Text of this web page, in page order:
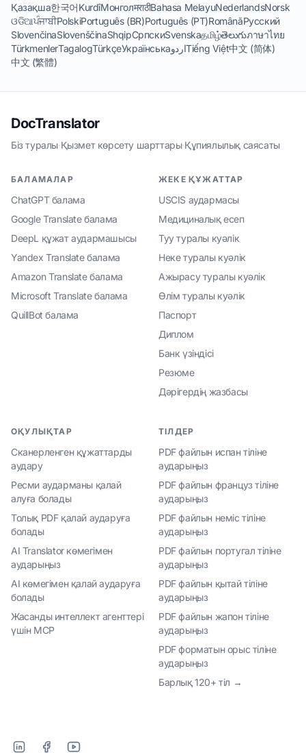
Қазақша한국어KurdîМонголमराठीBahasa MelayuNederlandsNorsk
ଓଡିଆਪੰਜਾਬੀPolskiPortuguês (BR)Português (PT)RomânăРусский
SlovenčinaSlovenščinaShqipСрпскиSvenskaதமிழ்తెలుగుภาษาไทย
TürkmenlerTagalogTürkçeУкраїнськаاردوTiếng Việt中文 (简体)
中文 (繁體)
DocTranslator
Біз туралы·Қызмет көрсету шарттары·Құпиялылық саясаты
БАЛАМАЛАР
ChatGPT балама
Google Translate балама
DeepL құжат аудармашысы
Yandex Translate балама
Amazon Translate балама
Microsoft Translate балама
QuillBot балама
ЖЕКЕ ҚҰЖАТТАР
USCIS аудармасы
Медициналық есеп
Туу туралы куәлік
Неке туралы куәлік
Ажырасу туралы куәлік
Өлім туралы куәлік
Паспорт
Диплом
Банк үзіндісі
Резюме
Дәрігердің жазбасы
ОҚУЛЫҚТАР
Сканерленген құжаттарды
аудару
Ресми аударманы қалай
алуға болады
Толық PDF қалай аударуға
болады
AI Translator көмегімен
аударыңыз
AI көмегімен қалай аударуға
болады
Жасанды интеллект агенттері
үшін MCP
ТІЛДЕР
PDF файлын испан тіліне
аударыңыз
PDF файлын француз тіліне
аударыңыз
PDF файлын неміс тіліне
аударыңыз
PDF файлын португал тіліне
аударыңыз
PDF файлын қытай тіліне
аударыңыз
PDF файлын жапон тіліне
аударыңыз
PDF форматын орыс тіліне
аударыңыз
Барлық 120+ тіл →